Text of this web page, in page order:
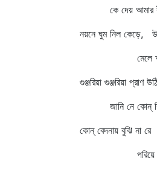
কে দেয় আমার
নয়নে ঘুম নিল কেড়ে,
মেলে আঁখি
গুঞ্জরিয়া গুঞ্জরিয়া প্রাণ
জানি নে কোন্‌
কোন্‌ বেদনায় বুঝি না
পরিয়ে দিতে